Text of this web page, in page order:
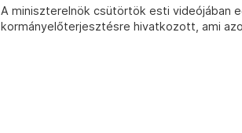
A miniszterelnök csütörtök esti videójában
kormányelőterjesztésre hivatkozott, ami